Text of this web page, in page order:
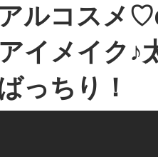
ルコスメ
イメイク♪
っちり！